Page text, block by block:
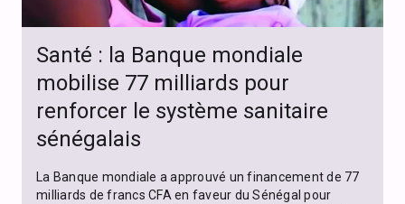
Santé : la Banque mondiale
mobilise 77 milliards pour
renforcer le système sanitaire
sénégalais
La Banque mondiale a approuvé un financement de 77
milliards de francs CFA en faveur du Sénégal pour